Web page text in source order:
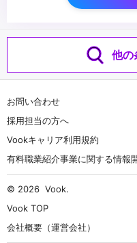
他の
お問い合わせ
採用担当の方へ
Vookキャリア利用規約
有料職業紹介事業に関する情報
© 2026 Vook.
Vook TOP
会社概要（運営会社）